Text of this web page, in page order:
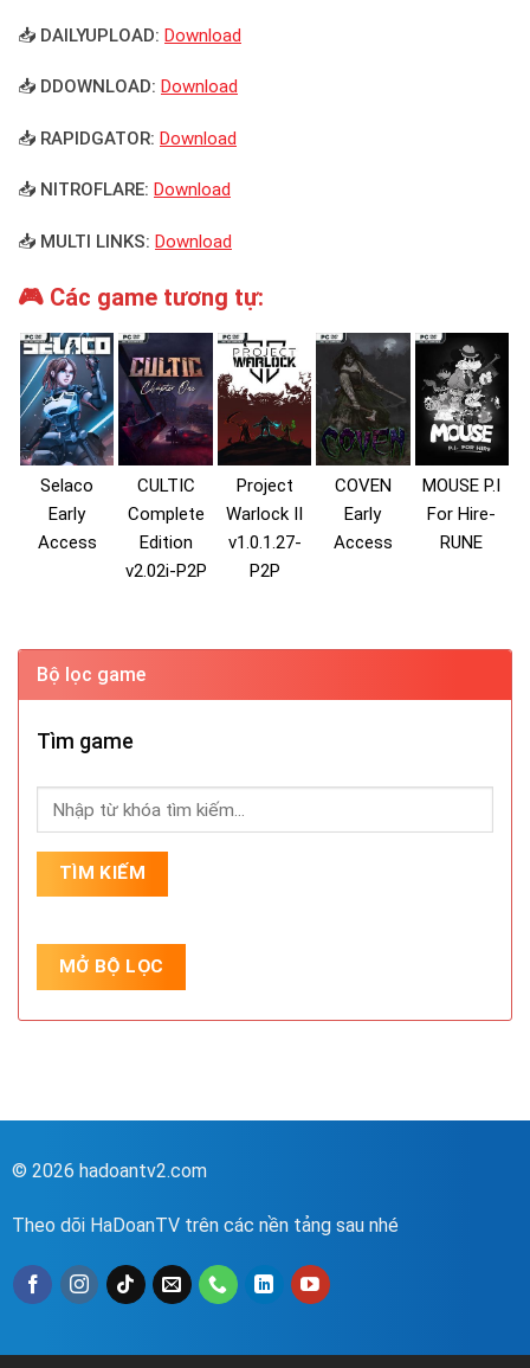
📥 DAILYUPLOAD: Download
📥 DDOWNLOAD: Download
📥 RAPIDGATOR: Download
📥 NITROFLARE: Download
📥 MULTI LINKS: Download
🎮 Các game tương tự:
Selaco
Early
Access
CULTIC
Complete
Edition
v2.02i-P2P
Project
Warlock II
v1.0.1.27-
P2P
COVEN
Early
Access
MOUSE P.I
For Hire-
RUNE
Bộ lọc game
Tìm game
© 2026 hadoantv2.com
Theo dõi HaDoanTV trên các nền tảng sau nhé